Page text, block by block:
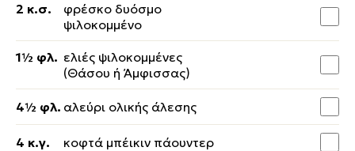
2 κ.σ.
φρέσκο δυόσμο
ψιλοκομμένο
1½ φλ. ελιές ψιλοκομμένες
(Θάσου ή Άμφισσας)
4½ φλ. αλεύρι ολικής άλεσης
4 κ.γ. κοφτά μπέικιν πάουντερ